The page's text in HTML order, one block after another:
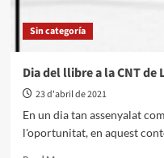
Sin categoría
Dia del llibre a la CNT de
23 d'abril de 2021
En un dia tan assenyalat
l'oportunitat, en aquest